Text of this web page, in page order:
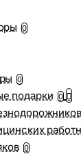
0
0
подарки 0
0